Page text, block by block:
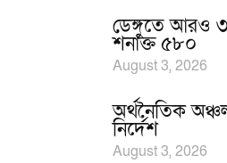
ডেঙ্গুতে আরও
শনাক্ত ৫৮০
August 3, 2026
অর্থনৈতিক
নির্দেশ
August 3, 2026